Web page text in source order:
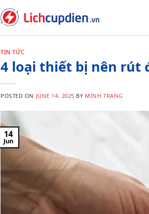
TIN TỨC
4 loại thiết bị nên rút
POSTED ON JUNE 14, 2025 BY MINH TRANG
14
Jun